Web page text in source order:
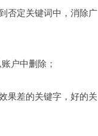
否定关键词中，消除广
户中删除；
果差的关键字，好的关